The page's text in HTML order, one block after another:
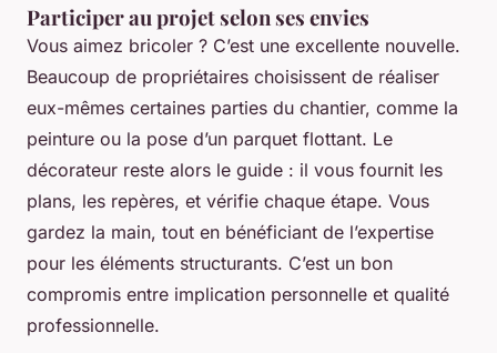
Participer au projet selon ses envies
Vous aimez bricoler ? C’est une excellente nouvelle.
Beaucoup de propriétaires choisissent de réaliser
eux-mêmes certaines parties du chantier, comme la
peinture ou la pose d’un parquet flottant. Le
décorateur reste alors le guide : il vous fournit les
plans, les repères, et vérifie chaque étape. Vous
gardez la main, tout en bénéficiant de l’expertise
pour les éléments structurants. C’est un bon
compromis entre implication personnelle et qualité
professionnelle.